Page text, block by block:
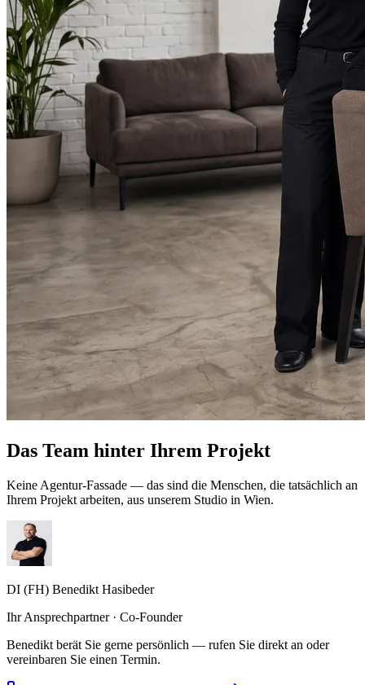
Das Team hinter Ihrem Projekt
Keine Agentur-Fassade — das sind die Menschen, die tatsächlich an
Ihrem Projekt arbeiten, aus unserem Studio in Wien.
DI (FH) Benedikt Hasibeder
Ihr Ansprechpartner · Co-Founder
Benedikt berät Sie gerne persönlich — rufen Sie direkt an oder
vereinbaren Sie einen Termin.